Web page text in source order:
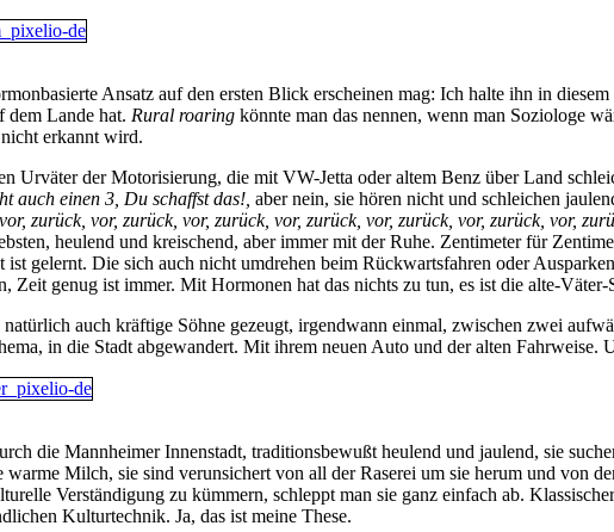
Ansatz auf den ersten Blick erscheinen mag: Ich halte ihn in
dem Lande hat. Rural roaring könnte man das nennen, wenn man Soziologe
erkannt wird.
Urväter der Motorisierung, die mit VW-Jetta oder altem Benz über Land
auch einen 3, Du schaffst das!, aber nein, sie hören nicht und schleichen
vor, zurück, vor, zurück, vor, zurück, vor, zurück, vor, zurück, vor, zurück, vor,
heulend und kreischend, aber immer mit der Ruhe. Zentimeter für
gelernt. Die sich auch nicht umdrehen beim Rückwartsfahren oder
Zeit genug ist immer. Mit Hormonen hat das nichts zu tun, es ist die alte-
auch kräftige Söhne gezeugt, irgendwann einmal, zwischen zwei
in die Stadt abgewandert. Mit ihrem neuen Auto und der alten Fahrweise.
die Mannheimer Innenstadt, traditionsbewußt heulend und jaulend, sie
Milch, sie sind verunsichert von all der Raserei um sie herum und von
Verständigung zu kümmern, schleppt man sie ganz einfach ab.
Kulturtechnik. Ja, das ist meine These.